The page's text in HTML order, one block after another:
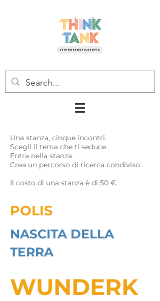
Una stanza, cinque incontri.
Scegli il tema che ti seduce.
Entra nella stanza.
Crea un percorso di ricerca condiviso.
Il costo di una stanza è di 50 €.
POLIS
NASCITA DELLA
TERRA
WUNDERK